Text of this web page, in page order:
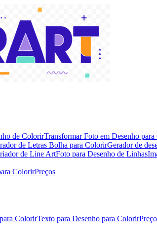
de ColorirTransformar Foto em Desenho
de Letras Bolha para ColorirGerador de
de Line ArtFoto para Desenho de Linhas
ColorirPreços
ColorirTexto para Desenho para Colorir